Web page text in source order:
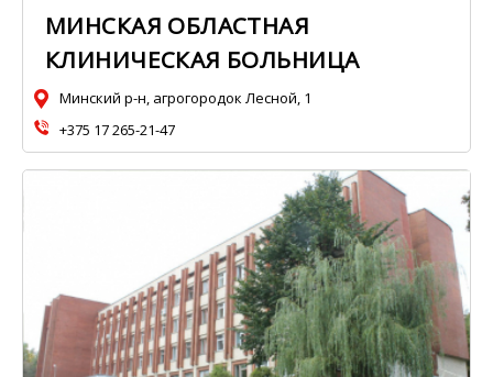
МИНСКАЯ ОБЛАСТНАЯ
КЛИНИЧЕСКАЯ БОЛЬНИЦА
Минский р-н, агрогородок Лесной, 1
+375 17 265-21-47